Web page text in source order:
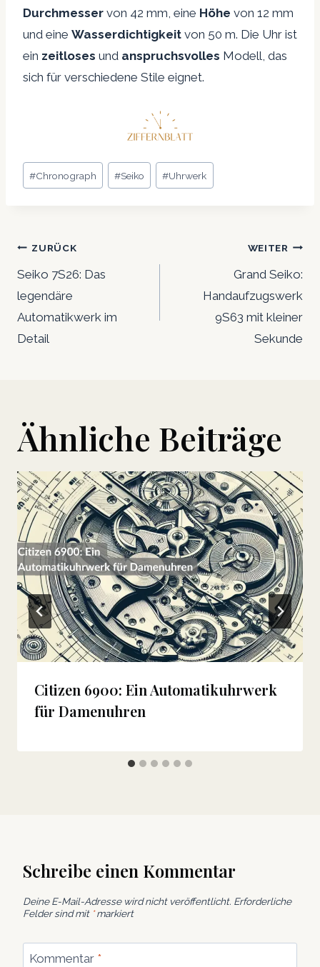
Durchmesser von 42 mm, eine Höhe von 12 mm
und eine Wasserdichtigkeit von 50 m. Die Uhr ist
ein zeitloses und anspruchsvolles Modell, das
sich für verschiedene Stile eignet.
Schlagworte:
#Chronograph #Seiko #Uhrwerk
Beitrags-
Navigation
ZURÜCK
Seiko 7S26: Das
legendäre
Automatikwerk im
Detail
WEITER
Grand Seiko:
Handaufzugswerk
9S63 mit kleiner
Sekunde
Ähnliche Beiträge
Citizen 6900: Ein Automatikuhrwerk
für Damenuhren
Schreibe einen Kommentar
Deine E-Mail-Adresse wird nicht veröffentlicht. Erforderliche
Felder sind mit *markiert
Kommentar *